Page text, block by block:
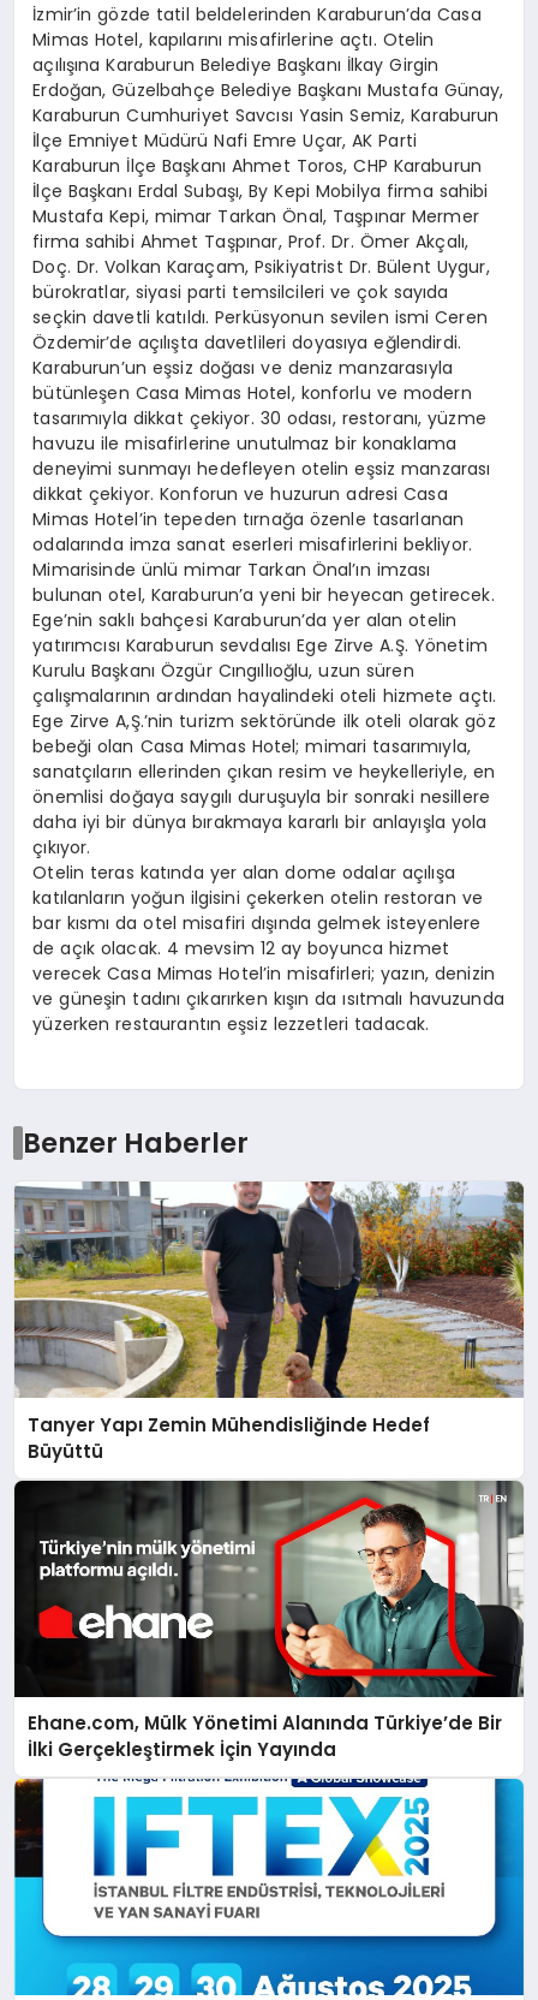
İzmir’in gözde tatil beldelerinden Karaburun’da Casa
Mimas Hotel, kapılarını misafirlerine açtı. Otelin
açılışına Karaburun Belediye Başkanı İlkay Girgin
Erdoğan, Güzelbahçe Belediye Başkanı Mustafa Günay,
Karaburun Cumhuriyet Savcısı Yasin Semiz, Karaburun
İlçe Emniyet Müdürü Nafi Emre Uçar, AK Parti
Karaburun İlçe Başkanı Ahmet Toros, CHP Karaburun
İlçe Başkanı Erdal Subaşı, By Kepi Mobilya firma sahibi
Mustafa Kepi, mimar Tarkan Önal, Taşpınar Mermer
firma sahibi Ahmet Taşpınar, Prof. Dr. Ömer Akçalı,
Doç. Dr. Volkan Karaçam, Psikiyatrist Dr. Bülent Uygur,
bürokratlar, siyasi parti temsilcileri ve çok sayıda
seçkin davetli katıldı. Perküsyonun sevilen ismi Ceren
Özdemir’de açılışta davetlileri doyasıya eğlendirdi.
Karaburun’un eşsiz doğası ve deniz manzarasıyla
bütünleşen Casa Mimas Hotel, konforlu ve modern
tasarımıyla dikkat çekiyor. 30 odası, restoranı, yüzme
havuzu ile misafirlerine unutulmaz bir konaklama
deneyimi sunmayı hedefleyen otelin eşsiz manzarası
dikkat çekiyor. Konforun ve huzurun adresi Casa
Mimas Hotel’in tepeden tırnağa özenle tasarlanan
odalarında imza sanat eserleri misafirlerini bekliyor.
Mimarisinde ünlü mimar Tarkan Önal’ın imzası
bulunan otel, Karaburun’a yeni bir heyecan getirecek.
Ege’nin saklı bahçesi Karaburun’da yer alan otelin
yatırımcısı Karaburun sevdalısı Ege Zirve A.Ş. Yönetim
Kurulu Başkanı Özgür Cıngıllıoğlu, uzun süren
çalışmalarının ardından hayalindeki oteli hizmete açtı.
Ege Zirve A,Ş.’nin turizm sektöründe ilk oteli olarak göz
bebeği olan Casa Mimas Hotel; mimari tasarımıyla,
sanatçıların ellerinden çıkan resim ve heykelleriyle, en
önemlisi doğaya saygılı duruşuyla bir sonraki nesillere
daha iyi bir dünya bırakmaya kararlı bir anlayışla yola
çıkıyor.
Otelin teras katında yer alan dome odalar açılışa
katılanların yoğun ilgisini çekerken otelin restoran ve
bar kısmı da otel misafiri dışında gelmek isteyenlere
de açık olacak. 4 mevsim 12 ay boyunca hizmet
verecek Casa Mimas Hotel’in misafirleri; yazın, denizin
ve güneşin tadını çıkarırken kışın da ısıtmalı havuzunda
yüzerken restaurantın eşsiz lezzetleri tadacak.
Benzer Haberler
Tanyer Yapı Zemin Mühendisliğinde Hedef
Büyüttü
Ehane.com, Mülk Yönetimi Alanında Türkiye’de Bir
İlki Gerçekleştirmek İçin Yayında